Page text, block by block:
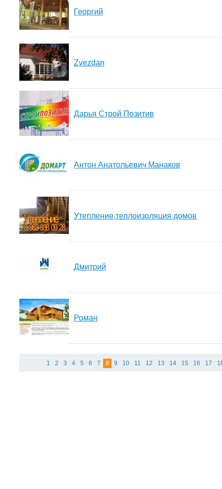
Георгий
Zvezdan
Дарья Строй Позитив
Антон Анатольевич Манаков
Утепление,теплоизоляция домов
Дмитрий
Роман
1 2 3 4 5 6 7 8 9 10 11 12 13 14 15 16 17